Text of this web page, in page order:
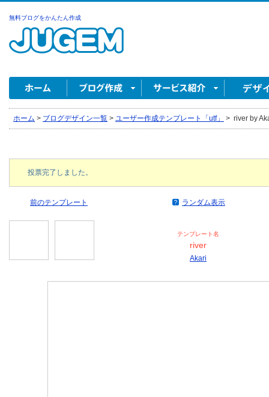
無料ブログをかんたん作成
ホーム > ブログデザイン一覧 > ユーザー作成テンプレート「utf」 > river by
投票完了しました。
前のテンプレート ランダム表示
テンプレート名
river
Akari